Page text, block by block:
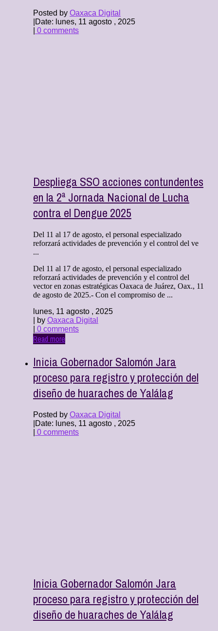
Posted by Oaxaca Digital
Date: lunes, 11 agosto , 2025
0 comments
Despliega SSO acciones contundentes
en la 2ª Jornada Nacional de Lucha
contra el Dengue 2025
Del 11 al 17 de agosto, el personal especializado
reforzará actividades de prevención y el control del ve
...
Del 11 al 17 de agosto, el personal especializado
reforzará actividades de prevención y el control del
vector en zonas estratégicas Oaxaca de Juárez, Oax., 11
de agosto de 2025.- Con el compromiso de ...
lunes, 11 agosto , 2025
| by Oaxaca Digital
0 comments
Read more
Inicia Gobernador Salomón Jara
proceso para registro y protección del
diseño de huaraches de Yalálag
Posted by Oaxaca Digital
Date: lunes, 11 agosto , 2025
0 comments
Inicia Gobernador Salomón Jara
proceso para registro y protección del
diseño de huaraches de Yalálag